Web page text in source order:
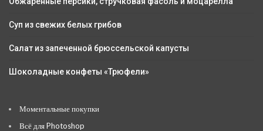
Суп из свежих белых грибов
Салат из запеченной брюссельской капусты
Шоколадные конфеты «Трюфели»
Моментальные покупки
Всё для Photoshop